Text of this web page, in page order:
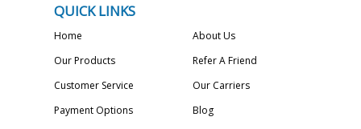
QUICK LINKS
Home
Our Products
Customer Service
Payment Options
About Us
Refer A Friend
Our Carriers
Blog